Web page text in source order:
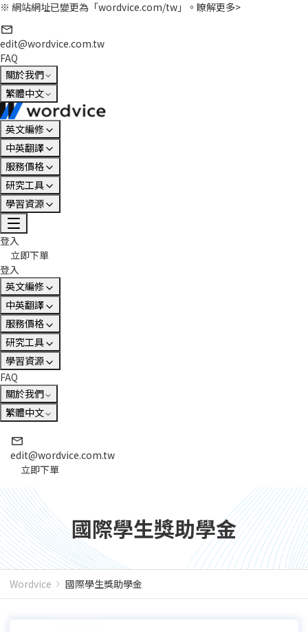
※ 網站網址已變更為「wordvice.com/tw」。 瞭解更多>
edit@wordvice.com.tw
FAQ
關於我們
繁體中文
英文編修
中英翻譯
服務價格
研究工具
學習資源
登入
立即下單
登入
英文編修
中英翻譯
服務價格
研究工具
學習資源
FAQ
關於我們
繁體中文
edit@wordvice.com.tw
立即下單
國際學生獎助學金
Wordvice 國際學生獎助學金